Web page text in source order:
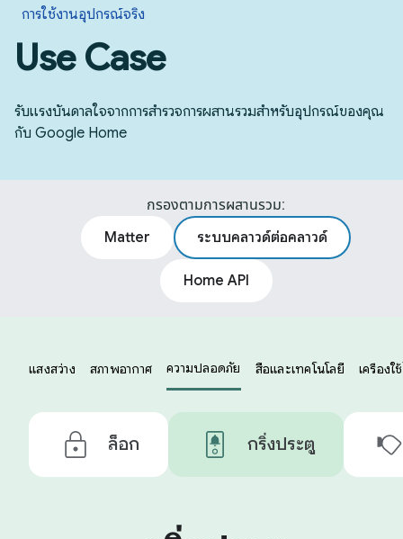
การใช้งานอุปกรณ์จริง
Use Case
รับแรงบันดาลใจจากการสำรวจการผสานรวมสำหรับอุปกรณ์ของคุณ
กับ Google Home